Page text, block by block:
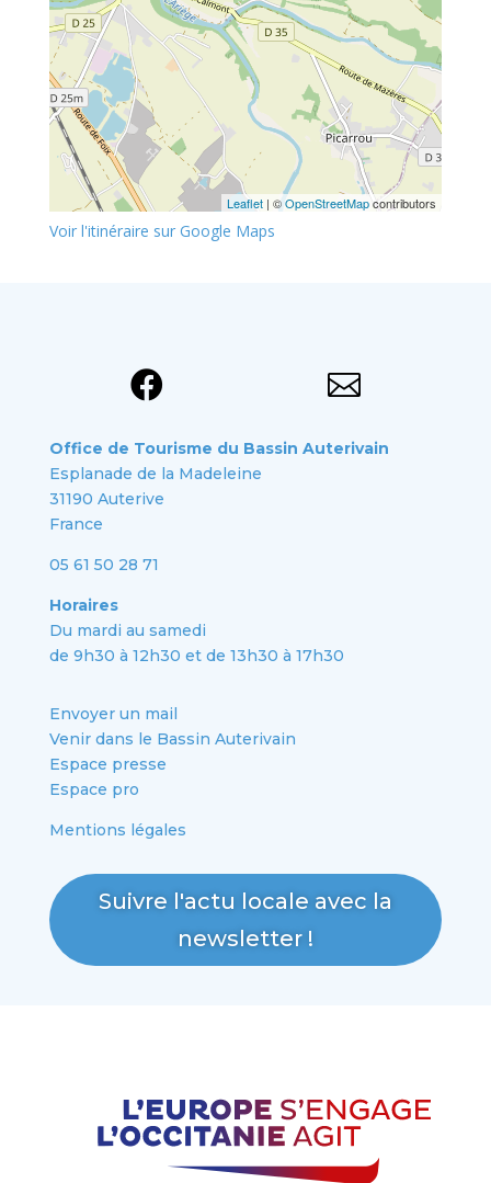
Leaflet | ©OpenStreetMapcontributors
Voir l'itinéraire sur Google Maps
 
Office de Tourisme du Bassin Auterivain
Esplanade de la Madeleine
31190 Auterive
France
05 61 50 28 71
Horaires
Du mardi au samedi
de 9h30 à 12h30 et de 13h30 à 17h30
Envoyer un mail
Venir dans le Bassin Auterivain
Espace presse
Espace pro
Mentions légales
Suivre l'actu locale avec la
newsletter !